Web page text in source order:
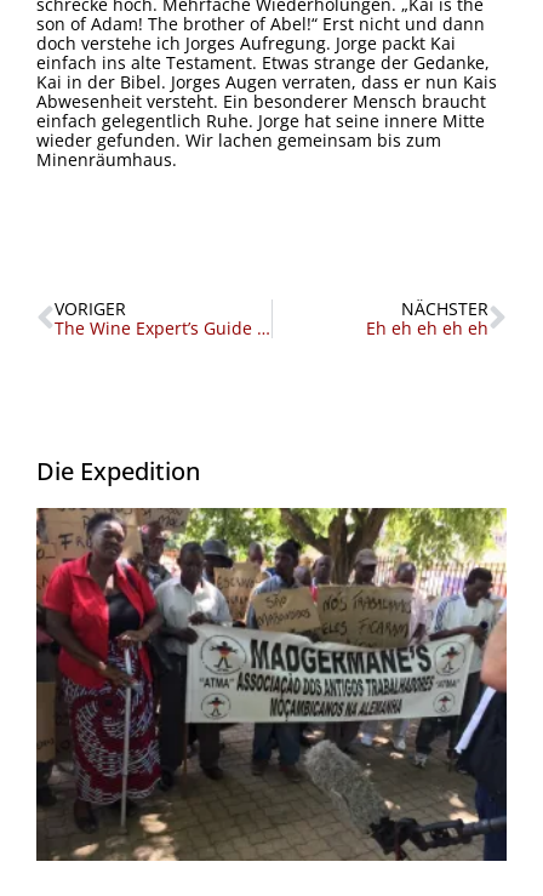
schrecke hoch. Mehrfache Wiederholungen. „Kai is the
son of Adam! The brother of Abel!“ Erst nicht und dann
doch verstehe ich Jorges Aufregung. Jorge packt Kai
einfach ins alte Testament. Etwas strange der Gedanke,
Kai in der Bibel. Jorges Augen verraten, dass er nun Kais
Abwesenheit versteht. Ein besonderer Mensch braucht
einfach gelegentlich Ruhe. Jorge hat seine innere Mitte
wieder gefunden. Wir lachen gemeinsam bis zum
Minenräumhaus.
Zurück
VORIGER
The Wine Expert’s Guide to Mozambique
NÄCHSTER
Eh eh eh eh eh
Die Expedition